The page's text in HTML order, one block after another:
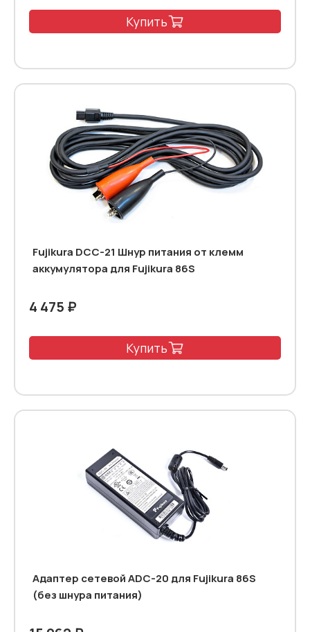
Купить
Fujikura DCC-21 Шнур питания от клемм
аккумулятора для Fujikura 86S
4 475 ₽
Купить
Адаптер сетевой ADC-20 для Fujikura 86S
(без шнура питания)